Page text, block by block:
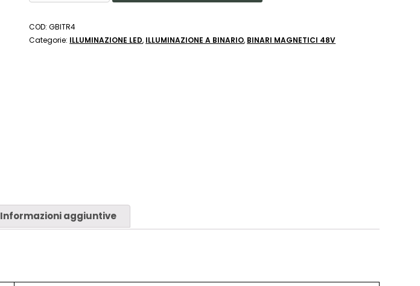
REMOTO
PER
BINARI
COD:GBITR4
Categorie: ILLUMINAZIONE LED, ILLUMINAZIONE A BINARIO, BINARI MAGNETICI 48V
Informazioni aggiuntive